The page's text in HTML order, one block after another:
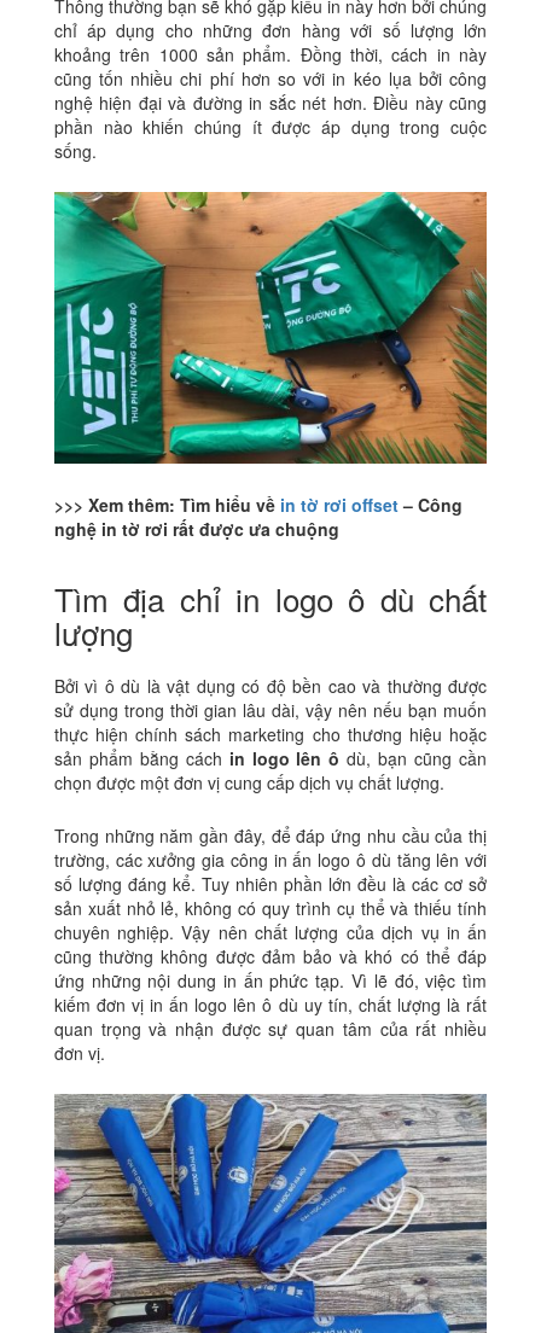
Thông thường bạn sẽ khó gặp kiểu in này hơn bởi chúng
chỉ áp dụng cho những đơn hàng với số lượng lớn
khoảng trên 1000 sản phẩm. Đồng thời, cách in này
cũng tốn nhiều chi phí hơn so với in kéo lụa bởi công
nghệ hiện đại và đường in sắc nét hơn. Điều này cũng
phần nào khiến chúng ít được áp dụng trong cuộc
sống.
>>> Xem thêm: Tìm hiểu về in tờ rơi offset– Công
nghệ in tờ rơi rất được ưa chuộng
Tìm địa chỉ in logo ô dù chất
lượng
Bởi vì ô dù là vật dụng có độ bền cao và thường được
sử dụng trong thời gian lâu dài, vậy nên nếu bạn muốn
thực hiện chính sách marketing cho thương hiệu hoặc
sản phẩm bằng cách in logo lên ô dù, bạn cũng cần
chọn được một đơn vị cung cấp dịch vụ chất lượng.
Trong những năm gần đây, để đáp ứng nhu cầu của thị
trường, các xưởng gia công in ấn logo ô dù tăng lên với
số lượng đáng kể. Tuy nhiên phần lớn đều là các cơ sở
sản xuất nhỏ lẻ, không có quy trình cụ thể và thiếu tính
chuyên nghiệp. Vậy nên chất lượng của dịch vụ in ấn
cũng thường không được đảm bảo và khó có thể đáp
ứng những nội dung in ấn phức tạp. Vì lẽ đó, việc tìm
kiếm đơn vị in ấn logo lên ô dù uy tín, chất lượng là rất
quan trọng và nhận được sự quan tâm của rất nhiều
đơn vị.